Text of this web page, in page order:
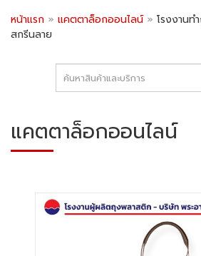
หน้าแรก » แคตตาล็อกออนไลน์ » โรงงาน
สกรีนลาย
แคตตาล็อกออนไลน์